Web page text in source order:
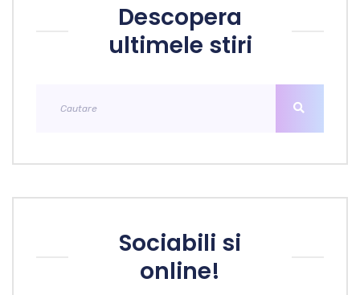
Descopera
ultimele stiri
Sociabili si
online!